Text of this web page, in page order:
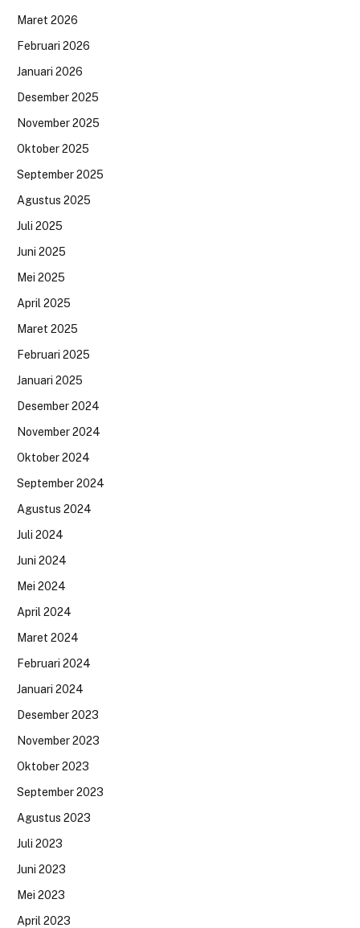
Maret 2026
Februari 2026
Januari 2026
Desember 2025
November 2025
Oktober 2025
September 2025
Agustus 2025
Juli 2025
Juni 2025
Mei 2025
April 2025
Maret 2025
Februari 2025
Januari 2025
Desember 2024
November 2024
Oktober 2024
September 2024
Agustus 2024
Juli 2024
Juni 2024
Mei 2024
April 2024
Maret 2024
Februari 2024
Januari 2024
Desember 2023
November 2023
Oktober 2023
September 2023
Agustus 2023
Juli 2023
Juni 2023
Mei 2023
April 2023